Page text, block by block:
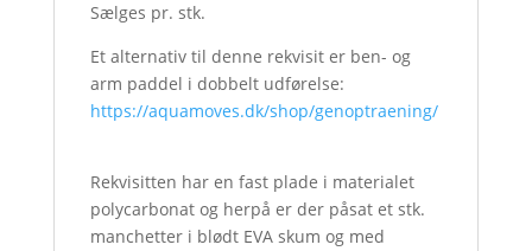
Sælges pr. stk.
Et alternativ til denne rekvisit er ben- og
arm paddel i dobbelt udførelse:
https://aquamoves.dk/shop/genoptraening/
Rekvisitten har en fast plade i materialet
polycarbonat og herpå er der påsat et stk.
manchetter i blødt EVA skum og med